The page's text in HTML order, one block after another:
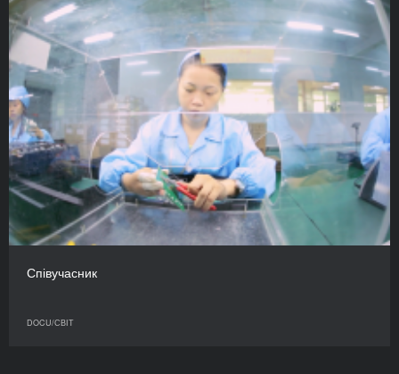
Співучасник
DOCU/СВІТ